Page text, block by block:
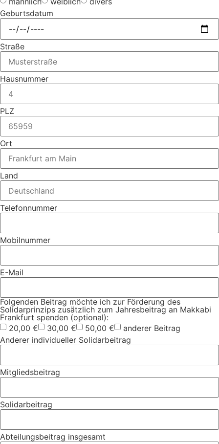
Geburtsdatum
Straße
Hausnummer
PLZ
Ort
Land
Telefonnummer
Mobilnummer
E-Mail
Folgenden Beitrag möchte ich zur Förderung des
Solidarprinzips zusätzlich zum Jahresbeitrag an Makkabi
Frankfurt spenden (optional):
20,00 €
30,00 € 50,00 €
anderer Beitrag
Anderer individueller Solidarbeitrag
Mitgliedsbeitrag
Solidarbeitrag
Abteilungsbeitrag insgesamt